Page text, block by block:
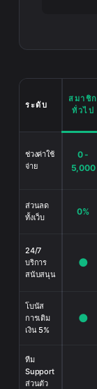
ระดับ
สมาชิก
ทั่วไป
ช่วงค่าใช้
จ่าย
0 -
5,000
ส่วนลด
ทั้งเว็บ
0%
24/7
บริการ
สนับสนุน
●
โบนัส
การเติม
เงิน 5%
●
ทีม
Support
ส่วนตัว